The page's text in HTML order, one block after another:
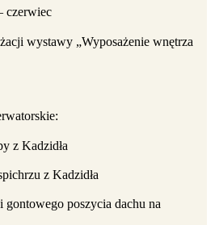
czerwiec
wystawy „Wyposażenie wnętrza
z Kadzidła
z Kadzidła
gontowego poszycia dachu na